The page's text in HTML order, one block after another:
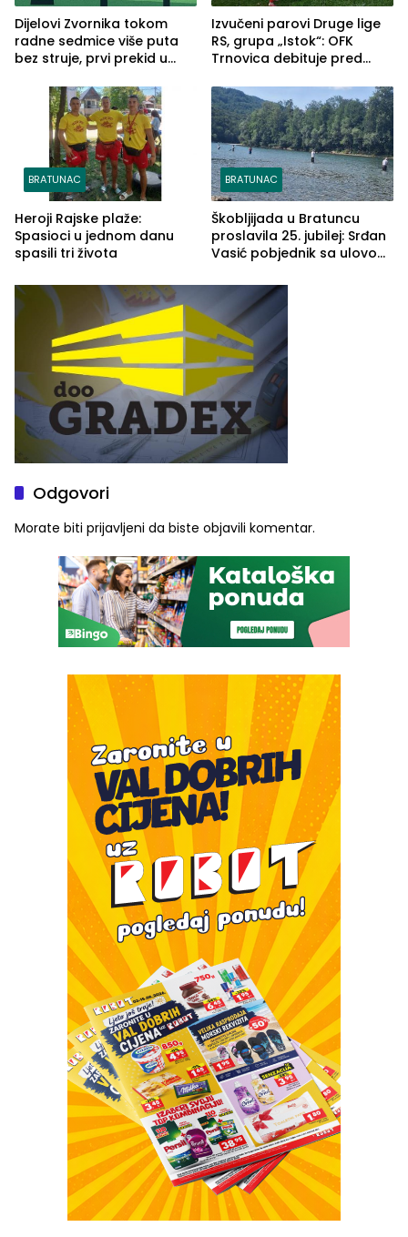
Dijelovi Zvornika tokom
radne sedmice više puta
bez struje, prvi prekid u
Izvučeni parovi Druge lige
RS, grupa „Istok“: OFK
Trnovica debituje pred
Drine HE
BRATUNAC
Heroji Rajske plaže:
Spasioci u jednom danu
spasili tri života
BRATUNAC
Škobljijada u Bratuncu
proslavila 25. jubilej: Srđan
Vasić pobjednik sa ulovom
Odgovori
Morate biti prijavljeni da biste objavili komentar.